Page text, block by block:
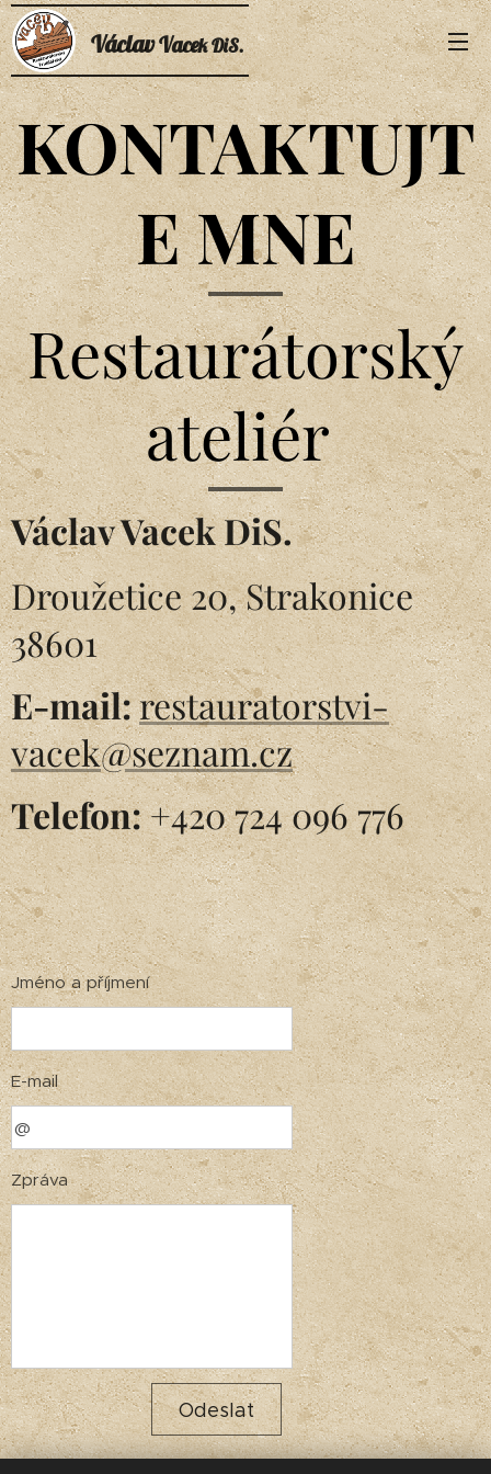
VáclavVacek DiS.
KONTAKTUJT
E MNE
Restaurátorský
ateliér
Václav Vacek DiS.
Droužetice 20, Strakonice
38601
E-mail:restauratorstvi-
vacek@seznam.cz
Telefon:+420 724 096 776
Jméno a příjmení
E-mail
Zpráva
Odeslat